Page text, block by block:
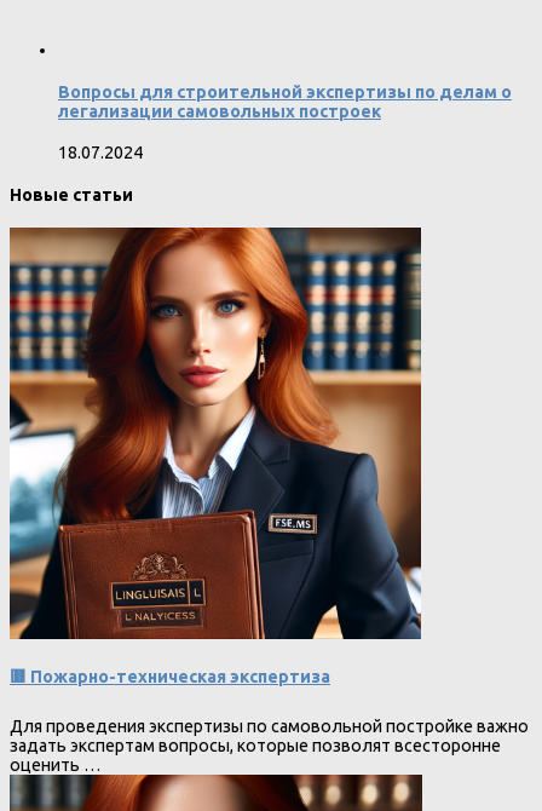
Вопросы для строительной экспертизы по делам о
легализации самовольных построек
18.07.2024
Новые статьи
🟥 Пожарно-техническая экспертиза
Для проведения экспертизы по самовольной постройке важно
задать экспертам вопросы, которые позволят всесторонне
оценить …